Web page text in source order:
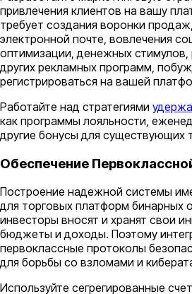
привлечения клиентов на вашу
требует создания воронки
электронной почте, вовлечения
оптимизации, денежных стимулов,
других рекламных программ,
регистрироваться на вашей
Работайте над стратегиями
как программы лояльности,
другие бонусы для существующих
Обеспечение
Построение надежной системы
для торговых платформ бинарных
инвесторы вносят и хранят свои
бюджеты и доходы. Поэтому
первоклассные протоколы
для борьбы со взломами и
Используйте сегрегированные